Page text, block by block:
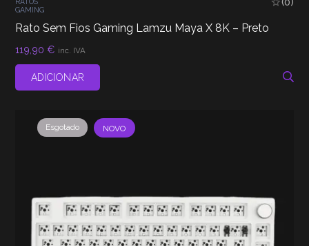
GAMING
Rato Sem Fios Gaming Lamzu Maya X 8K – Preto
119,90€ inc. IVA
ADICIONAR
Esgotado NOVO